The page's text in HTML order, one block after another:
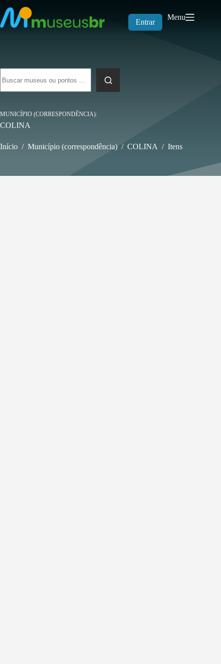
para
o
conteúdo
Entrar
Menu
resultados
MUNICÍPIO (CORRESPONDÊNCIA)
COLINA
Início / Município (correspondência) / COLINA / Itens